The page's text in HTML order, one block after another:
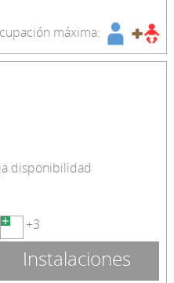
máxima:
disponibilidad
+3
Instalaciones